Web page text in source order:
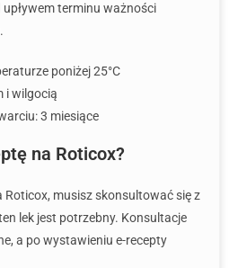
terminu ważności
poniżej 25°C
i wilgocią
3 miesiące
na Roticox?
Roticox, musisz skonsultować się z
lek jest potrzebny. Konsultacje
a po wystawieniu e-recepty